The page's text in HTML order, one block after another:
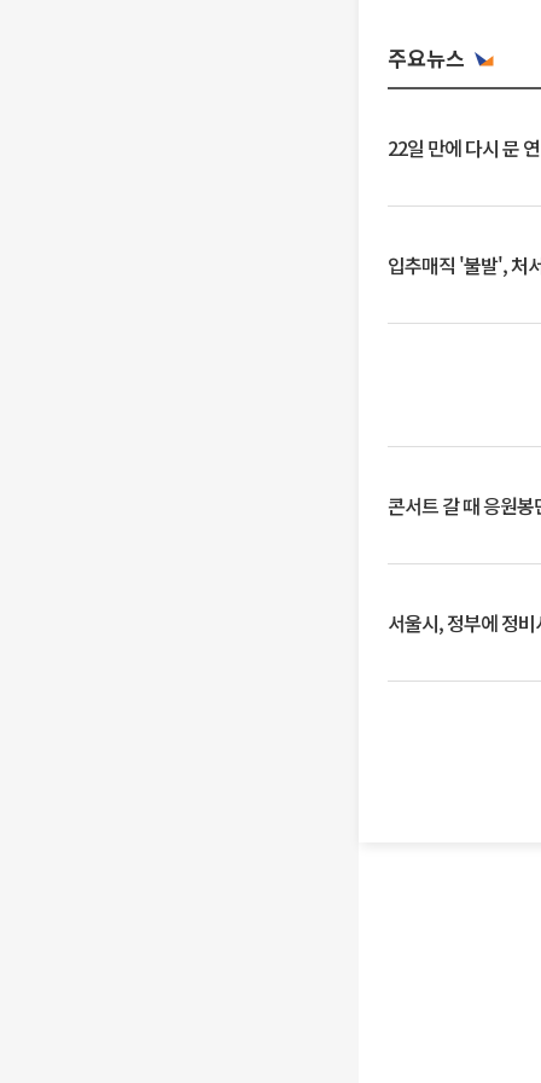
주요뉴스
22일 만에 다시 문
입추매직 '불발', 처
콘서트 갈 때 응원
서울시, 정부에 정